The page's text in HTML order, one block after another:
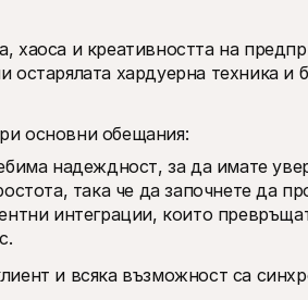
хаоса и креативността на
остарялата хардуерна техника и
основни обещания:
надеждност, за да имате
така че да започнете да
интеграции, които
и всяка възможност са